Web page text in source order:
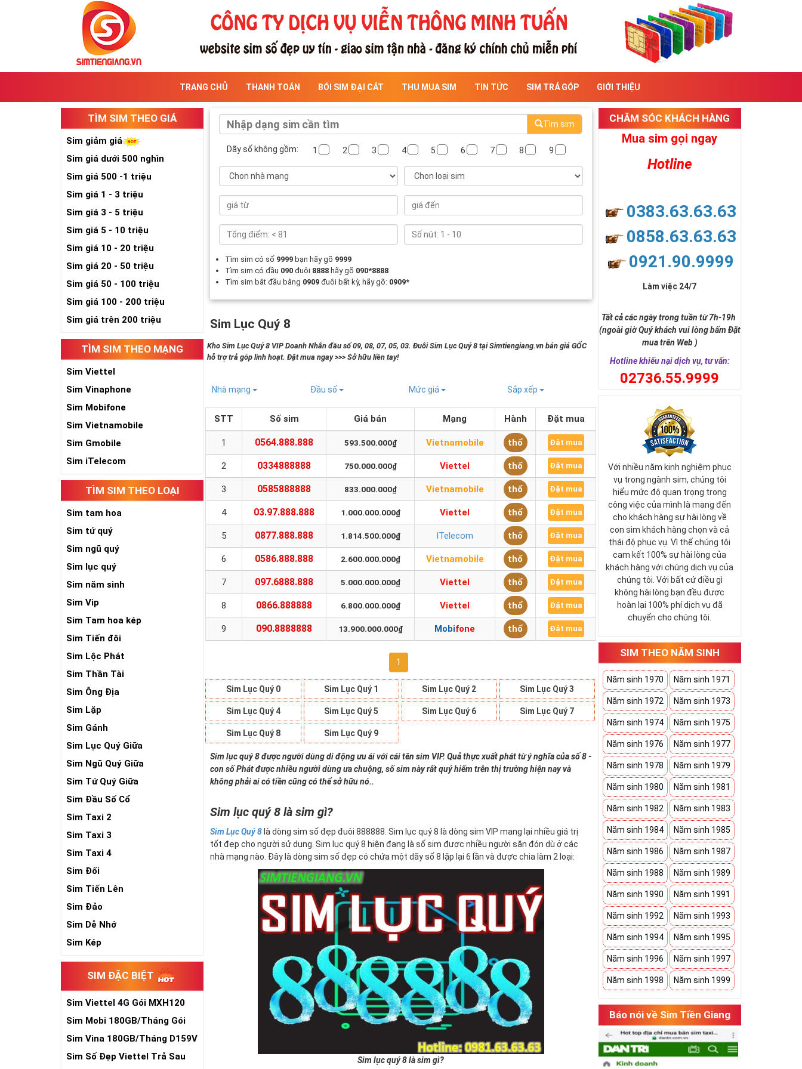
TRANG CHỦ THANH TOÁN BÓI SIM ĐẠI CÁT THU MUA SIM TIN TỨC SIM TRẢ GÓP GIỚI THIỆU
TÌM SIM THEO GIÁ
Sim giảm giá
Sim giá dưới 500 nghìn
Sim giá 500 -1 triệu
Sim giá 1 - 3 triệu
Sim giá 3 - 5 triệu
Sim giá 5 - 10 triệu
Sim giá 10 - 20 triệu
Sim giá 20 - 50 triệu
Sim giá 50 - 100 triệu
Sim giá 100 - 200 triệu
Sim giá trên 200 triệu
TÌM SIM THEO MẠNG
Sim Viettel
Sim Vinaphone
Sim Mobifone
Sim Vietnamobile
Sim Gmobile
Sim iTelecom
TÌM SIM THEO LOẠI
Sim tam hoa
Sim tứ quý
Sim ngũ quý
Sim lục quý
Sim năm sinh
Sim Vip
Sim Tam hoa kép
Sim Tiến đôi
Sim Lộc Phát
Sim Thần Tài
Sim Ông Địa
Sim Lặp
Sim Gánh
Sim Lục Quý Giữa
Sim Ngũ Quý Giữa
Sim Tứ Quý Giữa
Sim Đầu Số Cổ
Sim Taxi 2
Sim Taxi 3
Sim Taxi 4
Sim Đối
Sim Tiến Lên
Sim Đảo
Sim Dễ Nhớ
Sim Kép
SIM ĐẶC BIỆT
Sim Viettel 4G Gói MXH120
Siêu Rẻ
Sim Mobi 180GB/Tháng Gói
TK159
Sim Vina 180GB/Tháng D159V
Sim Số Đẹp Viettel Trả Sau
Tìm sim
Dãy số không gồm: 1 2 3 4 5 6 7 8 9
Tìm sim có số 9999 bạn hãy gõ 9999
Tìm sim có đầu 090đuôi 8888 hãy gõ 090*8888
Tìm sim bắt đầu bằng 0909 đuôi bất kỳ, hãy gõ: 0909*
Sim Lục Quý 8
Kho Sim Lục Quý 8 VIP Doanh Nhân đầu số 09, 08, 07, 05, 03. Đuôi Sim Lục Quý 8 tại Simtiengiang.vn bán giá GỐC
hỗ trợ trả góp linh hoạt. Đặt mua ngay >>> Sở hữu liền tay!
Nhà mạng Đầu số Mức giá Sắp xếp
STT Số sim Giá bán Mạng Hành Đặt mua
1 0564.888.888 593.500.000₫ Vietnamobile thổ Đặt mua
2 0334888888 750.000.000₫ Viettel thổ Đặt mua
3 0585888888 833.000.000₫ Vietnamobile thổ Đặt mua
4 03.97.888.888 1.000.000.000₫ Viettel thổ Đặt mua
5 0877.888.888 1.814.500.000₫ ITelecom thổ Đặt mua
6 0586.888.888 2.600.000.000₫ Vietnamobile thổ Đặt mua
7 097.6888.888 5.000.000.000₫ Viettel thổ Đặt mua
8 0866.888888 6.800.000.000₫ Viettel thổ Đặt mua
9 090.8888888 13.900.000.000₫ Mobifone thổ Đặt mua
1
Sim Lục Quý 0 Sim Lục Quý 1 Sim Lục Quý 2 Sim Lục Quý 3
Sim Lục Quý 4 Sim Lục Quý 5 Sim Lục Quý 6 Sim Lục Quý 7
Sim Lục Quý 8 Sim Lục Quý 9
Sim lục quý 8 được người dùng di động ưu ái với cái tên sim VIP. Quả thực xuất phát từ ý nghĩa của số 8 -
con số Phát được nhiều người dùng ưa chuộng, số sim này rất quý hiếm trên thị trường hiện nay và
không phải ai có tiền cũng có thể sở hữu nó..
Sim lục quý 8 là sim gì?
Sim Lục Quý 8 là dòng sim số đẹp đuôi 888888. Sim lục quý 8 là dòng sim VIP mang lại nhiều giá trị
tốt đẹp cho người sử dụng. Sim lục quý 8 hiện đang là số sim được nhiều người săn đón dù ở các
nhà mạng nào. Đây là dòng sim số đẹp có chứa một dãy số 8 lặp lại 6 lần và được chia làm 2 loại:
Sim lục quý 8 là sim gì?
CHĂM SÓC KHÁCH HÀNG
Mua sim gọi ngay
Hotline
0383.63.63.63
0858.63.63.63
0921.90.9999
Làm việc 24/7
Tất cả các ngày trong tuần từ 7h-19h
(ngoài giờ Quý khách vui lòng bấm Đặt
mua trên Web )
Hotline khiếu nại dịch vụ, tư vấn:
02736.55.9999
Với nhiều năm kinh nghiệm phục
vụ trong ngành sim, chúng tôi
hiểu mức độ quan trọng trong
công việc của mình là mang đến
cho khách hàng sự hài lòng về
con sim khách hàng chọn và cả
thái độ phục vụ. Vì thế chúng tôi
cam kết 100% sự hài lòng của
khách hàng với chúng dịch vụ của
chúng tôi. Với bất cứ điều gì
không hài lòng bạn đều được
hoàn lại 100% phí dịch vụ đã
chuyển cho chúng tôi.
SIM THEO NĂM SINH
Năm sinh 1970 Năm sinh 1971
Năm sinh 1972 Năm sinh 1973
Năm sinh 1974 Năm sinh 1975
Năm sinh 1976 Năm sinh 1977
Năm sinh 1978 Năm sinh 1979
Năm sinh 1980 Năm sinh 1981
Năm sinh 1982 Năm sinh 1983
Năm sinh 1984 Năm sinh 1985
Năm sinh 1986 Năm sinh 1987
Năm sinh 1988 Năm sinh 1989
Năm sinh 1990 Năm sinh 1991
Năm sinh 1992 Năm sinh 1993
Năm sinh 1994 Năm sinh 1995
Năm sinh 1996 Năm sinh 1997
Năm sinh 1998 Năm sinh 1999
Báo nói về Sim Tiền Giang